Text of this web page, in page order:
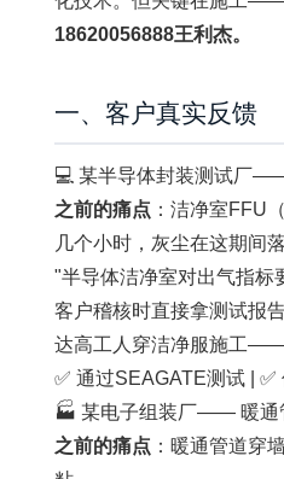
18620056888王利杰。
一、客户真实反馈
💻 某半导体封装测试厂
之前的痛点 ：洁净室FFU
几个小时，灰尘在这期间
"半导体洁净室对出气指
客户稽核时直接拿测试报
达高工人穿洁净服施工
✅ 通过SEAGATE测试 |
🏭 某电子组装厂—— 暖通
之前的痛点 ：暖通管道穿